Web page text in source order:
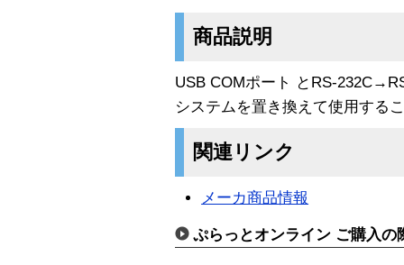
商品説明
USB COMポート とRS-
システムを置き換えて使用する
関連リンク
メーカ商品情報
ぷらっとオンライン ご購入の